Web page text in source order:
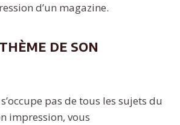
d’un magazine.
de son
pas de tous les sujets du
impression, vous